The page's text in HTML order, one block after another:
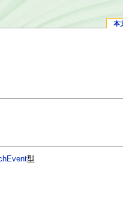
本
型